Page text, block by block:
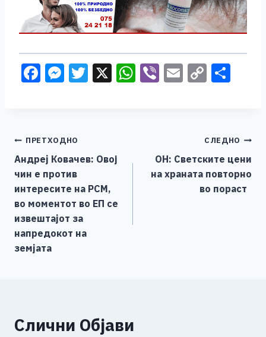
F
b
o
o
k
M
n
g
er
T X W Vi E C
Li
n
k
Навигација
на
напис
ПРЕТХОДНО
Андреј Ковачев: Овоj
чин е против
интересите на РСМ,
во моментот во ЕП се
извештајот за
напредокот на
земјата
СЛЕДНО
ОН: Светските цени
на храната повторно
во пораст
Слични Објави